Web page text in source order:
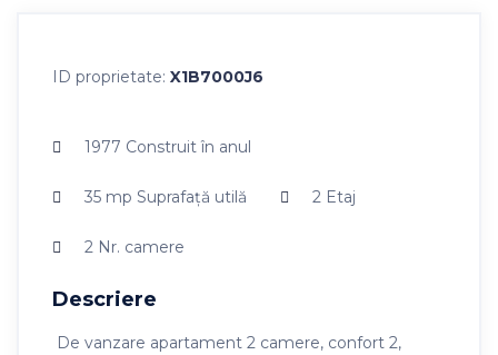
ID proprietate: X1B7000J6
1977 Construit în anul
35 mp Suprafaţă utilă 2 Etaj
2 Nr. camere
Descriere
De vanzare apartament 2 camere, confort 2,